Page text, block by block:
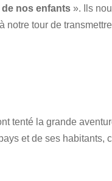
nos enfants ». Ils
notre tour de
tenté la grande
et de ses